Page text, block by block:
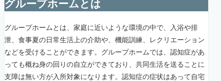
グループホームとは
グループホームとは、家庭に近いような環境の中で、入浴や排
泄、食事夏の日常生活上の介助や、機能訓練、レクリエーション
などを受けることができます。グループホームでは、認知症があ
っても概ね身の回りの自立ができており、共同生活を送ることに
支障は無い方が入所対象になります。認知症の症状はあって自宅